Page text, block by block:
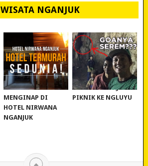
WISATA NGANJUK
MURAH BANGET!
MENGINAP DI
HOTEL NIRWANA
NGANJUK
WISATA NGANJUK:
PIKNIK KE NGLUYU